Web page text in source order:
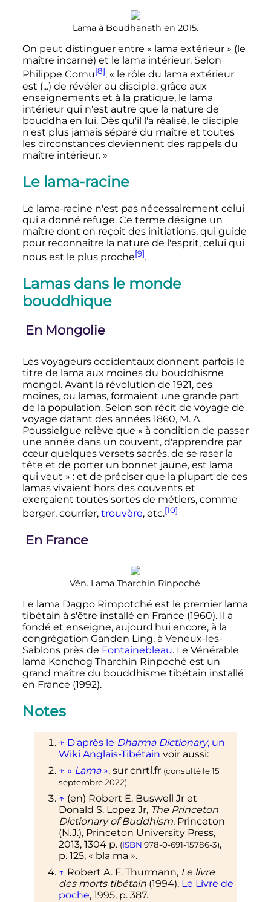
Lama à Boudhanath en 2015.
On peut distinguer entre « lama extérieur » (le
maître incarné) et le lama intérieur. Selon
Philippe Cornu[8], « le rôle du lama extérieur
est (...) de révéler au disciple, grâce aux
enseignements et à la pratique, le lama
intérieur qui n'est autre que la nature de
bouddha en lui. Dès qu'il l'a réalisé, le disciple
n'est plus jamais séparé du maître et toutes
les circonstances deviennent des rappels du
maître intérieur. »
Le lama-racine
Le lama-racine n'est pas nécessairement celui
qui a donné refuge. Ce terme désigne un
maître dont on reçoit des initiations, qui guide
pour reconnaître la nature de l'esprit, celui qui
nous est le plus proche[9].
Lamas dans le monde
bouddhique
En Mongolie
Les voyageurs occidentaux donnent parfois le
titre de lama aux moines du bouddhisme
mongol. Avant la révolution de 1921, ces
moines, ou lamas, formaient une grande part
de la population. Selon son récit de voyage de
voyage datant des années 1860, M. A.
Poussielgue relève que « à condition de passer
une année dans un couvent, d'apprendre par
cœur quelques versets sacrés, de se raser la
tête et de porter un bonnet jaune, est lama
qui veut » : et de préciser que la plupart de ces
lamas vivaient hors des couvents et
exerçaient toutes sortes de métiers, comme
berger, courrier, trouvère, etc.[10]
En France
Vén. Lama Tharchin Rinpoché.
Le lama Dagpo Rimpotché est le premier lama
tibétain à s'être installé en France (1960). Il a
fondé et enseigne, aujourd'hui encore, à la
congrégation Ganden Ling, à Veneux-les-
Sablons près de Fontainebleau. Le Vénérable
lama Konchog Tharchin Rinpoché est un
grand maître du bouddhisme tibétain installé
en France (1992).
Notes
↑ D'après le Dharma Dictionary, un
Wiki Anglais-Tibétain voir aussi:
↑ « Lama », sur cnrtl.fr (consulté le15
septembre 2022)
↑ (en) Robert E. Buswell Jr et
Donald S. Lopez Jr, The Princeton
Dictionary of Buddhism, Princeton
(N.J.), Princeton University Press,
2013, 1304 p. (ISBN 978-0-691-15786-3),
p. 125, « bla ma ».
↑ Robert A. F. Thurmann, Le livre
des morts tibétain(1994), Le Livre de
poche, 1995, p. 387.